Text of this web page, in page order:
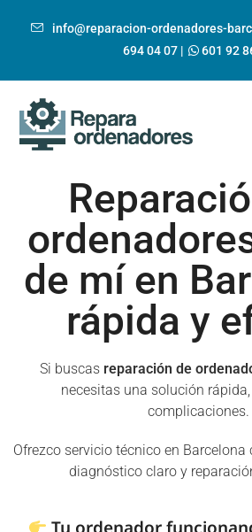
info@reparacion-ordenadores-
694 04 07 | 601 92
de mí en
rápida y
Si buscas reparación de
necesitas una solución
complicaciones.
Ofrezco servicio técnico en
diagnóstico claro y